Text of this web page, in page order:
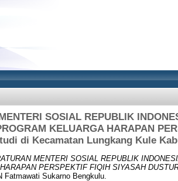
SOSIAL REPUBLIK
KELUARGA HARAPAN
di Kecamatan Lungkang Kule
MENTERI SOSIAL REPUBLIK
PERSPEKTIF FIQIH SIYASAH
Fatmawati Sukarno Bengkulu.